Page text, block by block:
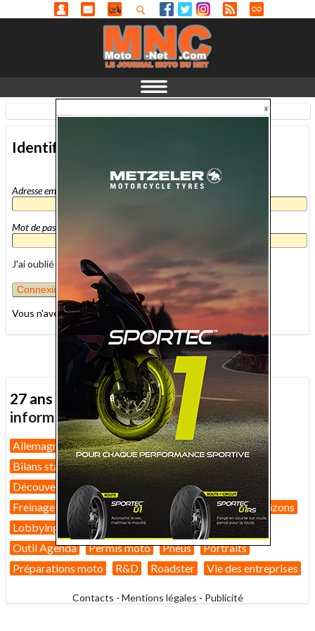
Identification
Adresse email
Mot de passe
J'ai oublié mon mot de passe
Vous n'avez pas encore de compte MNC ?inscrivez-vous
27 ans d'actualité moto :toutes nos
informations depuis 1999 !
Allemagne Assurance moto
Bilans marché 2026
Bilans statistiques
Casques
Dans Le Rétro
Découverte
Equipement pilote
Fiches techniques
Freinage
GT Guides pratiques High-tech
Horizons
Lobbying
Nouveautés 2026
Nouveautés 2027
Outil Agenda
Permis moto Pneus
Portraits
Préparations moto
R&D Roadster Vie des entreprises
Contacts - Mentions légales - Publicité